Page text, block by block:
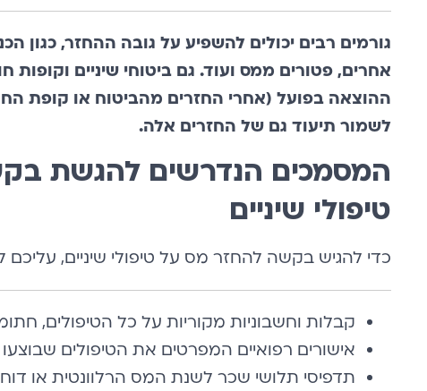
גורמים רבים יכולים להשפיע על גובה ההחזר, כגון
אחרים, פטורים ממס ועוד. גם ביטוחי שיניים
ההוצאה בפועל (אחרי החזרים מהביטוח או קופת
לשמור תיעוד גם של החזרים אלה.
המסמכים הנדרשים להגשת
טיפולי שיניים
כדי להגיש בקשה להחזר מס על טיפולי שיניים,
קבלות וחשבוניות מקוריות על כל הטיפולים,
אישורים רפואיים המפרטים את הטיפולים
תדפיסי תלושי שכר לשנת המס הרלוונטית או